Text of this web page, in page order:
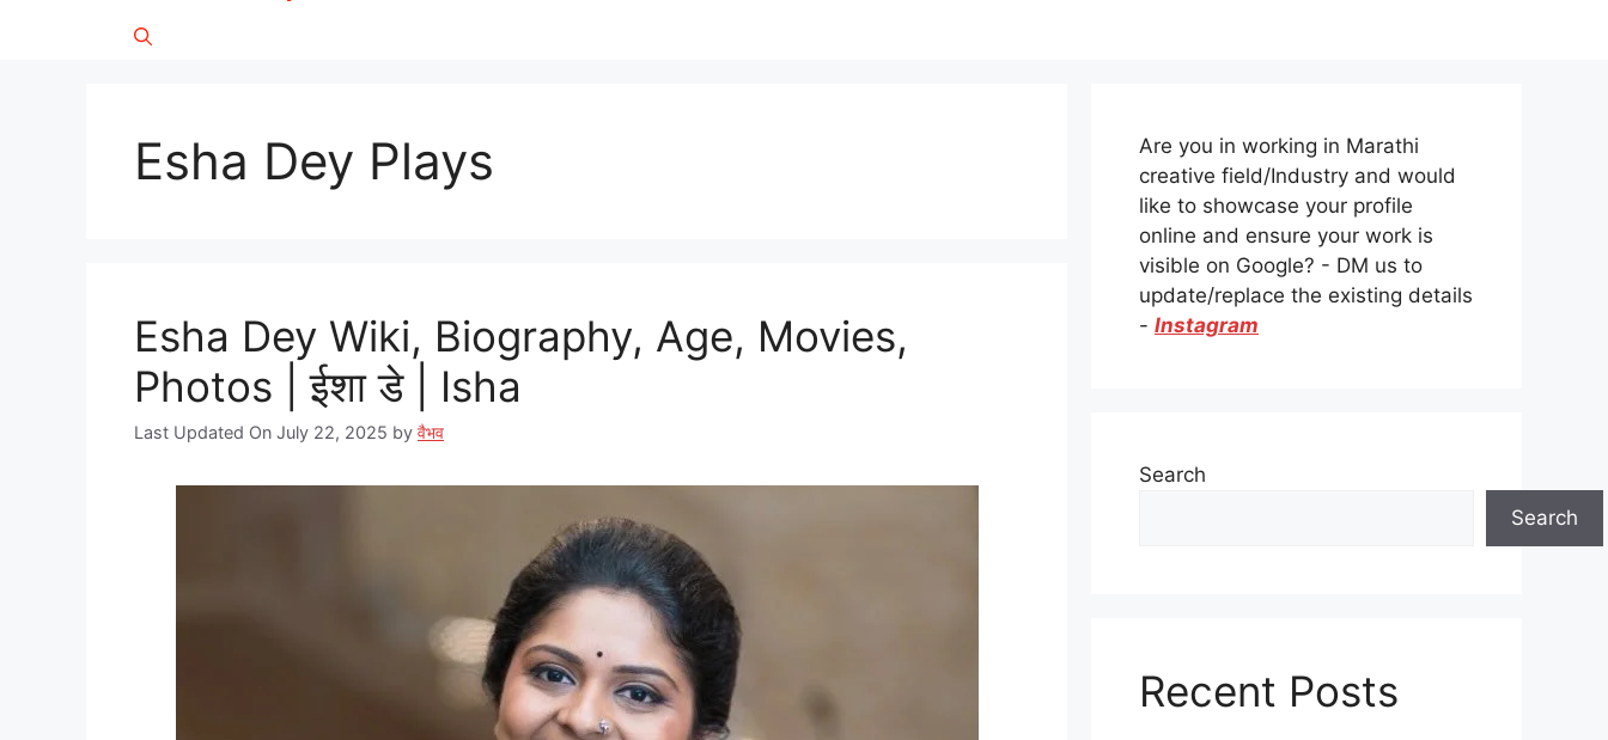
Esha Dey Plays
Esha Dey Wiki, Biography, Age, Movies,
Photos | ईशा डे | Isha
Last Updated On July 22, 2025 by वैभव
Are you in working in Marathi
creative field/Industry and would
like to showcase your profile
online and ensure your work is
visible on Google? - DM us to
update/replace the existing details
- Instagram
Search
Search
Recent Posts